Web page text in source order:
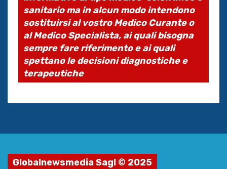
sanitario ma in alcun modo intendono
sostituirsi al vostro Medico Curante o
al Medico Specialista, ai quali bisogna
sempre fare riferimento e ai quali
spettano le decisioni diagnostiche e
terapeutiche
Globalnewsmedia Sagl © 2025